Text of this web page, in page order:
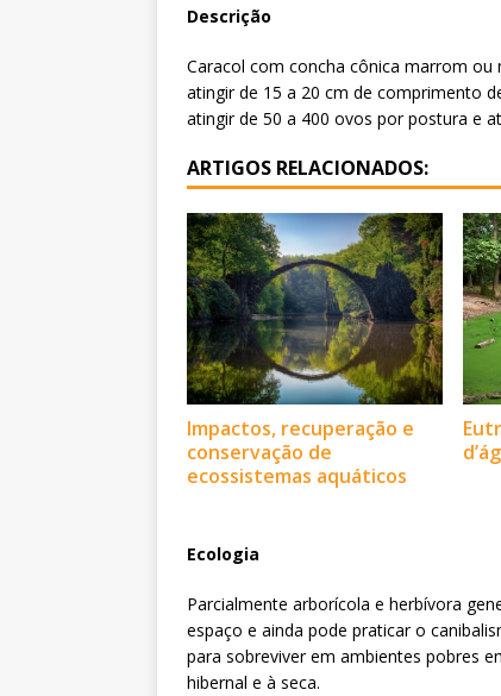
Descrição
Caracol com concha cônica marrom ou
atingir de 15 a 20 cm de comprimento
atingir de 50 a 400 ovos por postura e
ARTIGOS RELACIONADOS:
Impactos, recuperação e
conservação de
ecossistemas aquáticos
Ecologia
Parcialmente arborícola e herbívora
espaço e ainda pode praticar o
para sobreviver em ambientes pobres
hibernal e à seca.